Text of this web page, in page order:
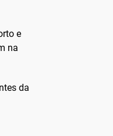
e
na
da